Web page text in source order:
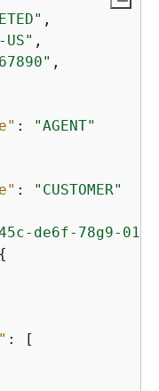
,
,
,
:
"AGENT"
:
"CUSTOMER"
de6f-78g9-
{
: [